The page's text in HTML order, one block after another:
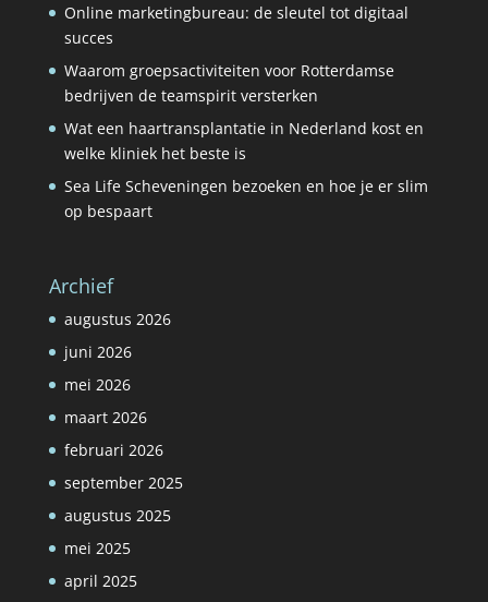
Online marketingbureau: de sleutel tot digitaal
succes
Waarom groepsactiviteiten voor Rotterdamse
bedrijven de teamspirit versterken
Wat een haartransplantatie in Nederland kost en
welke kliniek het beste is
Sea Life Scheveningen bezoeken en hoe je er slim
op bespaart
Archief
augustus 2026
juni 2026
mei 2026
maart 2026
februari 2026
september 2025
augustus 2025
mei 2025
april 2025